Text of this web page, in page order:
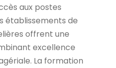
aux postes
établissements de
offrent une
excellence
La formation